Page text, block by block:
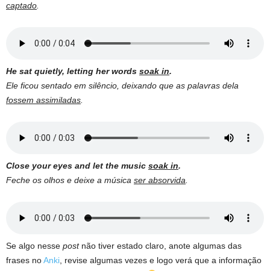
captado
He sat quietly, letting her words soak in.
Ele ficou sentado em silêncio, deixando que as palavras dela
fossem assimiladas
Close your eyes and let the music soak in.
Feche os olhos e deixe a música ser absorvida
Se algo nesse postnão tiver estado claro, anote algumas das
frases noAnki , revise algumas vezes e logo verá que a informação